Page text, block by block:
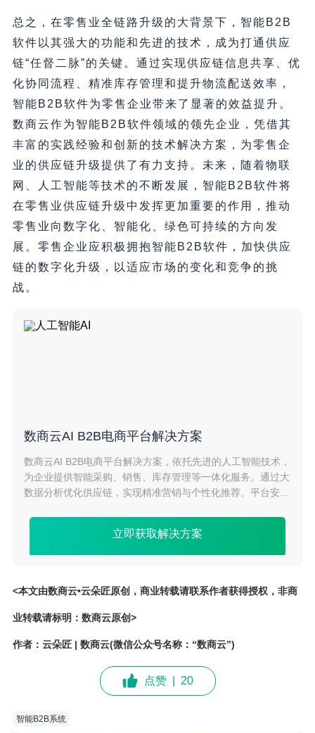
总之，在零售业全链路升级的大背景下，智能B2B
软件以其强大的功能和先进的技术，成为打通供应
链“任督二脉”的关键。通过实现供应链信息共享、优
化协同流程、精准库存管理和提升物流配送效率，
智能B2B软件为零售企业带来了显著的效益提升。
数商云作为智能B2B软件领域的领先企业，凭借其
丰富的实践经验和创新的技术解决方案，为零售企
业的供应链升级提供了有力支持。未来，随着物联
网、人工智能等技术的不断发展，智能B2B软件将
在零售业供应链升级中发挥更加重要的作用，推动
零售业向数字化、智能化、绿色可持续的方向发
展。零售企业应积极拥抱智能B2B软件，加快供应
链的数字化升级，以适应市场的变化和竞争的挑
战。
数商云AI B2B电商平台解决方案
数商云AI B2B电商平台解决方案，依托先进的人工智能技术，
为企业提供智能采购、销售、库存管理等一体化服务。通过大
数据分析优化供应链，实现精准营销与个性化推荐。平台安全
效智能的B2B电商生态系统。
立即获取解决方案
<本文由数商云•云朵匠原创，商业转载请联系作者获得授权，非商
业转载请标明：数商云原创>
作者：云朵匠 | 数商云(微信公众号名称：“数商云”)
点赞 20
智能B2B系统